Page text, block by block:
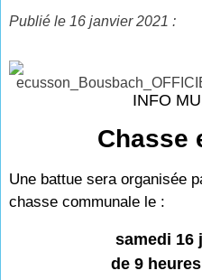
Publié le 16 janvier 2021 :
INFO
Chasse
Une battue sera organisée
chasse communale le :
samedi 16
de 9